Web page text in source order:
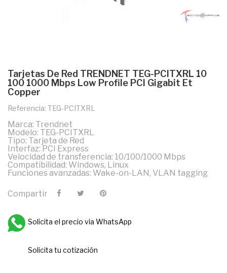
Tarjetas De Red TRENDNET TEG-PCITXRL 10
100 1000 Mbps Low Profile PCI Gigabit Et
Copper
Referencia: TEG-PCITXRL
Marca: Trendnet
Modelo: TEG-PCITXRL
Tipo: Tarjeta de Red
Interfaz: PCI Express
Velocidad de transferencia: 10/100/1000 Mbps
Compatibilidad: Windows, Linux
Funciones avanzadas: Wake-on-LAN, VLAN tagging
Compartir
Solicita el precio via WhatsApp
Solicita tu cotización